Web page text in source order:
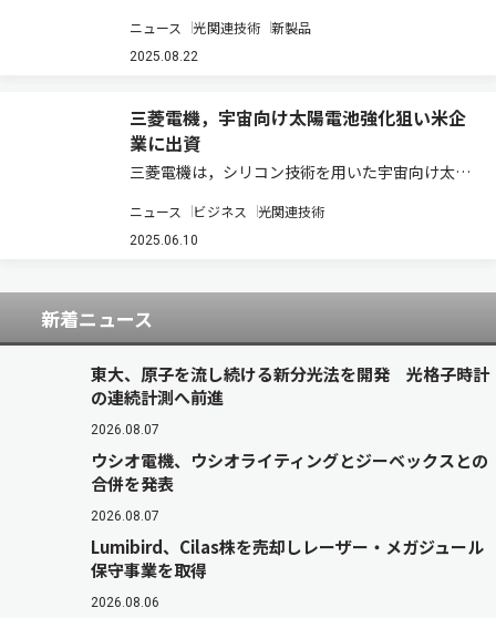
である「衛星サプライチェーン構築のための衛星
部品・コンポーネントの開発・実証」（分野：衛
ニュース 光関連技術 新製品
2025.08.22
三菱電機，宇宙向け太陽電池強化狙い米企
業に出資
三菱電機は，シリコン技術を用いた宇宙向け太陽
プ企業，Solestial（ソレスティアル）へ出資した
（ニュースリリース）。 近年，人工衛星の小型
ニュース ビジネス 光関連技術
2025.06.10
新着ニュース
東大、原子を流し続ける新分光法を開発 光格子時計
の連続計測へ前進
2026.08.07
ウシオ電機、ウシオライティングとジーベックスとの
合併を発表
2026.08.07
Lumibird、Cilas株を売却しレーザー・メガジュール
保守事業を取得
2026.08.06